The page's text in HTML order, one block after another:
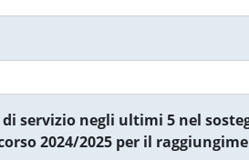
servizio negli ultimi 5 nel
2024/2025 per il